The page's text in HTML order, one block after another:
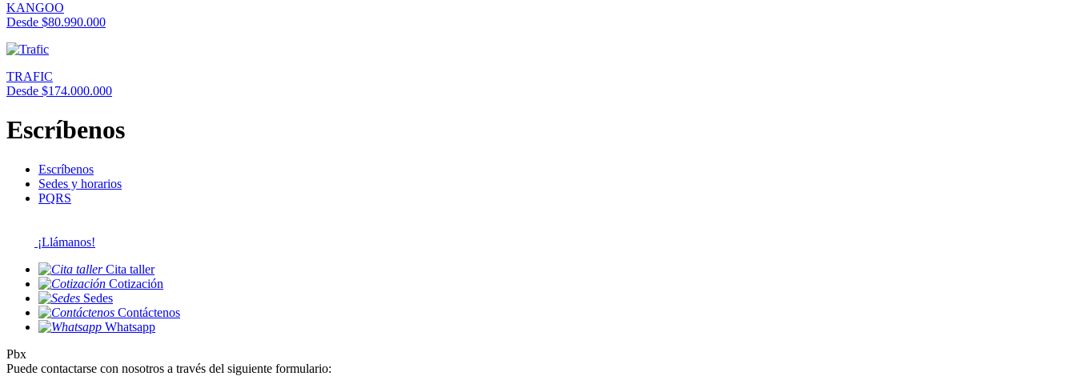
KANGOO
Desde $80.990.000
TRAFIC
Desde $174.000.000
Escríbenos
Escríbenos
Sedes y horarios
PQRS
¡Llámanos!
Cita taller
Cotización
Sedes
Contáctenos
Whatsapp
Pbx
Puede contactarse con nosotros a través del siguiente formulario: